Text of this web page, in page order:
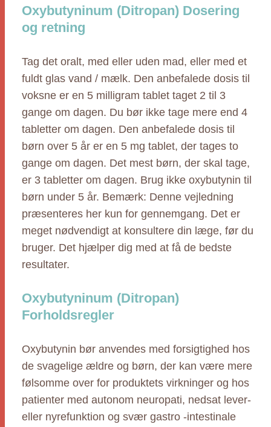
Oxybutyninum (Ditropan) Dosering
og retning
Tag det oralt, med eller uden mad, eller med et
fuldt glas vand / mælk. Den anbefalede dosis til
voksne er en 5 milligram tablet taget 2 til 3
gange om dagen. Du bør ikke tage mere end 4
tabletter om dagen. Den anbefalede dosis til
børn over 5 år er en 5 mg tablet, der tages to
gange om dagen. Det mest børn, der skal tage,
er 3 tabletter om dagen. Brug ikke oxybutynin til
børn under 5 år. Bemærk: Denne vejledning
præsenteres her kun for gennemgang. Det er
meget nødvendigt at konsultere din læge, før du
bruger. Det hjælper dig med at få de bedste
resultater.
Oxybutyninum (Ditropan)
Forholdsregler
Oxybutynin bør anvendes med forsigtighed hos
de svagelige ældre og børn, der kan være mere
følsomme over for produktets virkninger og hos
patienter med autonom neuropati, nedsat lever-
eller nyrefunktion og svær gastro -intestinale